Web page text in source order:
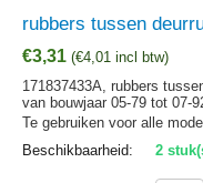
rubbers tussen
€3,31 (€4,01 incl btw)
171837433A, rubbers
van bouwjaar 05-79 tot 07-
Te gebruiken voor alle
Beschikbaarheid:
2